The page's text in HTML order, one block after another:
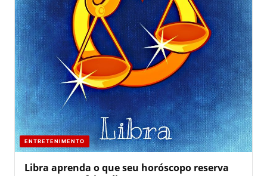
ENTRETENIMENTO
Libra aprenda o que seu horóscopo reserva